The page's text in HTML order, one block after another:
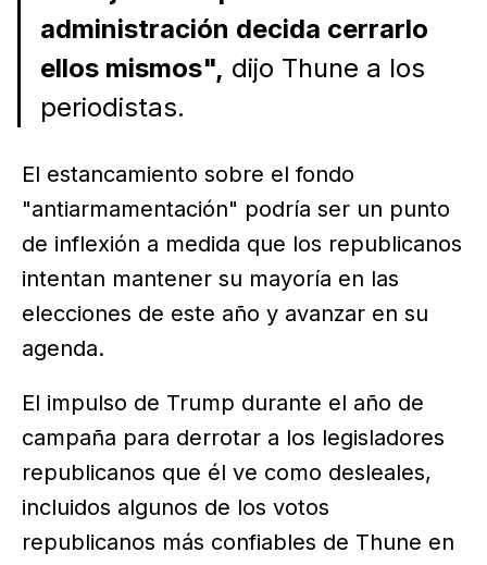
administración decida cerrarlo
ellos mismos", dijo Thune a los
periodistas.
El estancamiento sobre el fondo
"antiarmamentación" podría ser un punto
de inflexión a medida que los republicanos
intentan mantener su mayoría en las
elecciones de este año y avanzar en su
agenda.
El impulso de Trump durante el año de
campaña para derrotar a los legisladores
republicanos que él ve como desleales,
incluidos algunos de los votos
republicanos más confiables de Thune en